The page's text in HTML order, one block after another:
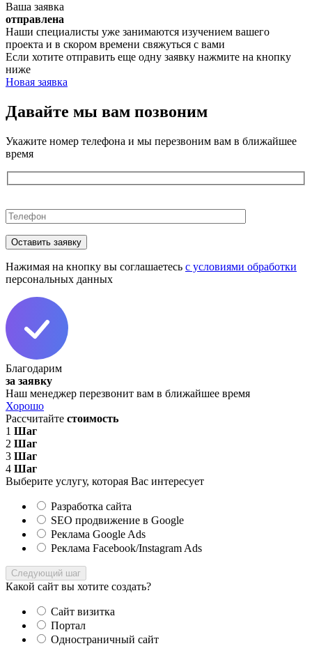
Ваша заявка
отправлена
Наши специалисты уже занимаются изучением вашего
проекта и в скором времени свяжуться с вами
Если хотите отправить еще одну заявку нажмите на кнопку
ниже
Новая заявка
Давайте мы вам позвоним
Укажите номер телефона и мы перезвоним вам в ближайшее
время
это
пустым.
Нажимая на кнопку вы соглашаетесь с условиями обработки
персональных данных
Благодарим
за заявку
Наш менеджер перезвонит вам в ближайшее время
Хорошо
Рассчитайте стоимость
1 Шаг
2 Шаг
3 Шаг
4 Шаг
Выберите услугу, которая Вас интересует
Разработка сайта
SEO продвижение в Google
Реклама Google Ads
Реклама Facebook/Instagram Ads
Следующий шаг
Какой сайт вы хотите создать?
Сайт визитка
Портал
Одностраничный сайт